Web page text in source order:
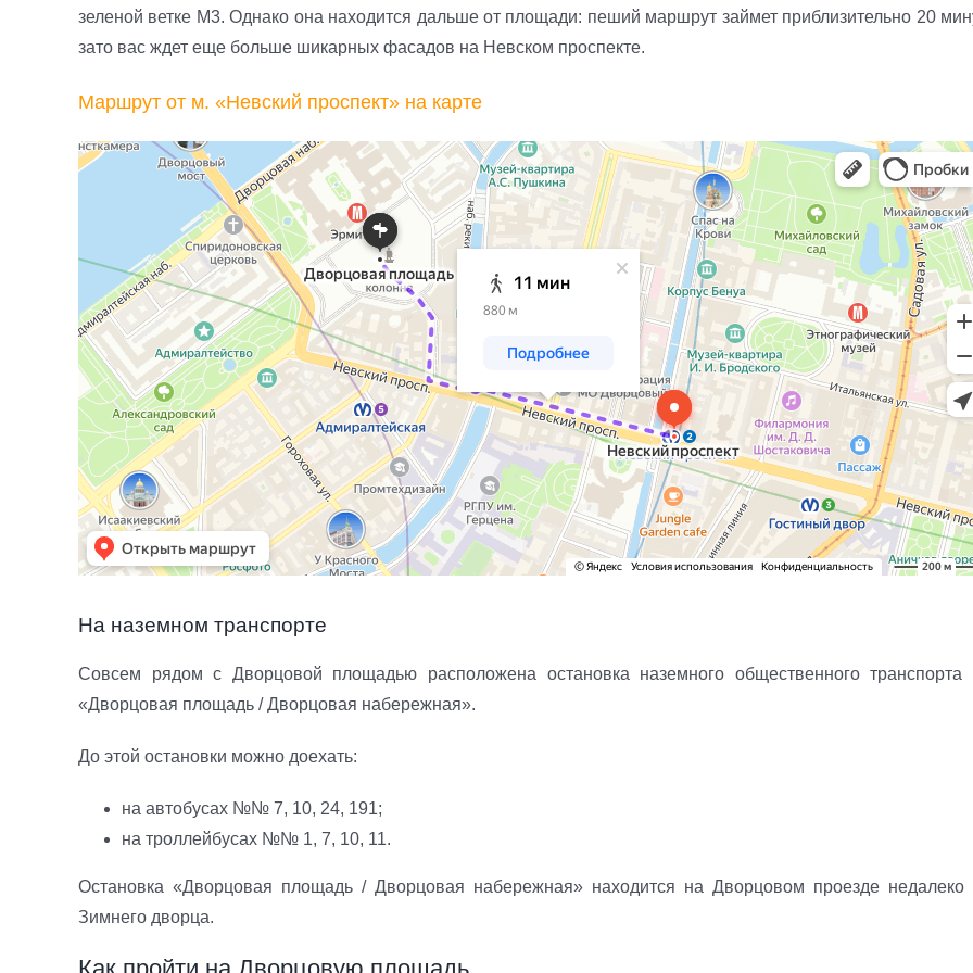
зеленой ветке М3. Однако она находится дальше от площади: пеший маршрут займет приблизительно 20
зато вас ждет еще больше шикарных фасадов на Невском проспекте.
Маршрут от м. «Невский проспект» на карте
На наземном транспорте
Совсем рядом с Дворцовой площадью расположена остановка наземного общественного
«Дворцовая площадь / Дворцовая набережная».
До этой остановки можно доехать:
на автобусах №№ 7, 10, 24, 191;
на троллейбусах №№ 1, 7, 10, 11.
Остановка «Дворцовая площадь / Дворцовая набережная» находится на Дворцовом проезде недалеко
Зимнего дворца.